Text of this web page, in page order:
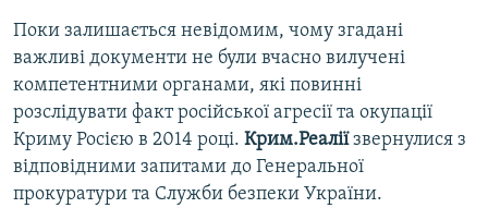
Поки залишається невідомим, чому згадані
важливі документи не були вчасно вилучені
компетентними органами, які повинні
розслідувати факт російської агресії та окупації
Криму Росією в 2014 році. Крим.Реаліїзвернулися з
відповідними запитами до Генеральної
прокуратури та Служби безпеки України.